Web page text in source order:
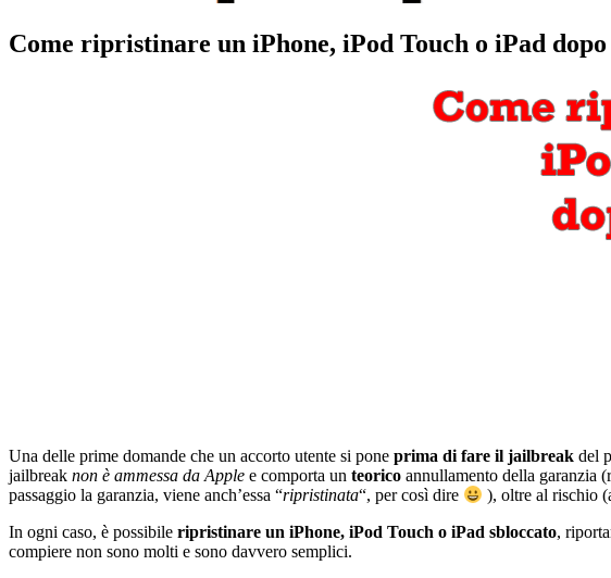
Come ripristinare un iPhone, iPod Touch o iPad
Una delle prime domande che un accorto utente si pone prima di fare il jailbreak del
jailbreak non è ammessa da Apple e comporta un teorico annullamento della garanzia
passaggio la garanzia, viene anch’essa “ripristinata“, per così dire ), oltre al rischio
In ogni caso, è possibile ripristinare un iPhone, iPod Touch o iPad sbloccato,
compiere non sono molti e sono davvero semplici.